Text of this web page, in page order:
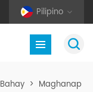
Pilipino
Bahay > Maghanap